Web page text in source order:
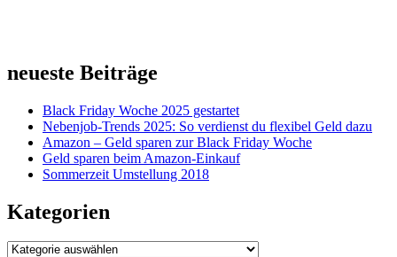
neueste Beiträge
Black Friday Woche 2025 gestartet
Nebenjob-Trends 2025: So verdienst du flexibel Geld dazu
Amazon – Geld sparen zur Black Friday Woche
Geld sparen beim Amazon-Einkauf
Sommerzeit Umstellung 2018
Kategorien
Kategorien